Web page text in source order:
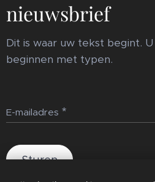
nieuwsbrief
Dit is waar uw tekst begint.
beginnen met typen.
E-mailadres
Sturen